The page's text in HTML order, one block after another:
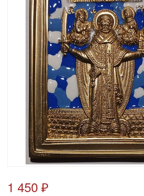
1 450 ₽